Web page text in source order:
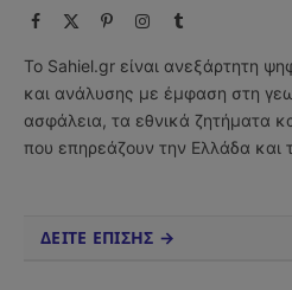
Facebook PinterestInstagram
Tumblr
Το Sahiel.gr είναι ανεξάρτητη
και ανάλυσης με έμφαση στη
ασφάλεια, τα εθνικά ζητήματα
που επηρεάζουν την Ελλάδα και
ΔΕΙΤΕ ΕΠΙΣΗΣ →